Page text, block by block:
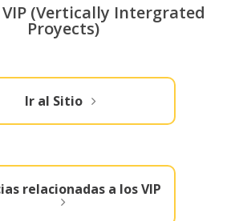
(Vertically Intergrated
Proyects)
Ir al Sitio
relacionadas a los VIP